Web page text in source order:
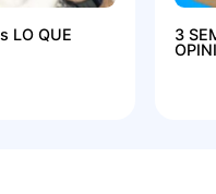
LO QUE
3